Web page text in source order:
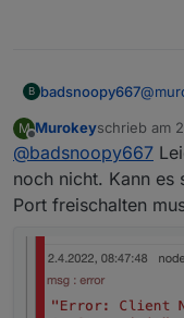
B badsnoopy667@
zwar
diese
Form
nur
M
Offline
Murokeyschrieb am
zuletzt
@badsnoopy667
noch nicht. Kann es
Port freischalten